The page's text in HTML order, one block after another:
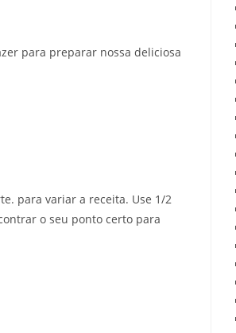
para preparar nossa deliciosa
para variar a receita. Use 1/2
o seu ponto certo para